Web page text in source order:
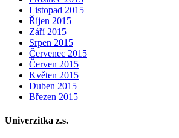
Listopad 2015
Říjen 2015
Září 2015
Srpen 2015
Červenec 2015
Červen 2015
Květen 2015
Duben 2015
Březen 2015
Univerzitka z.s.